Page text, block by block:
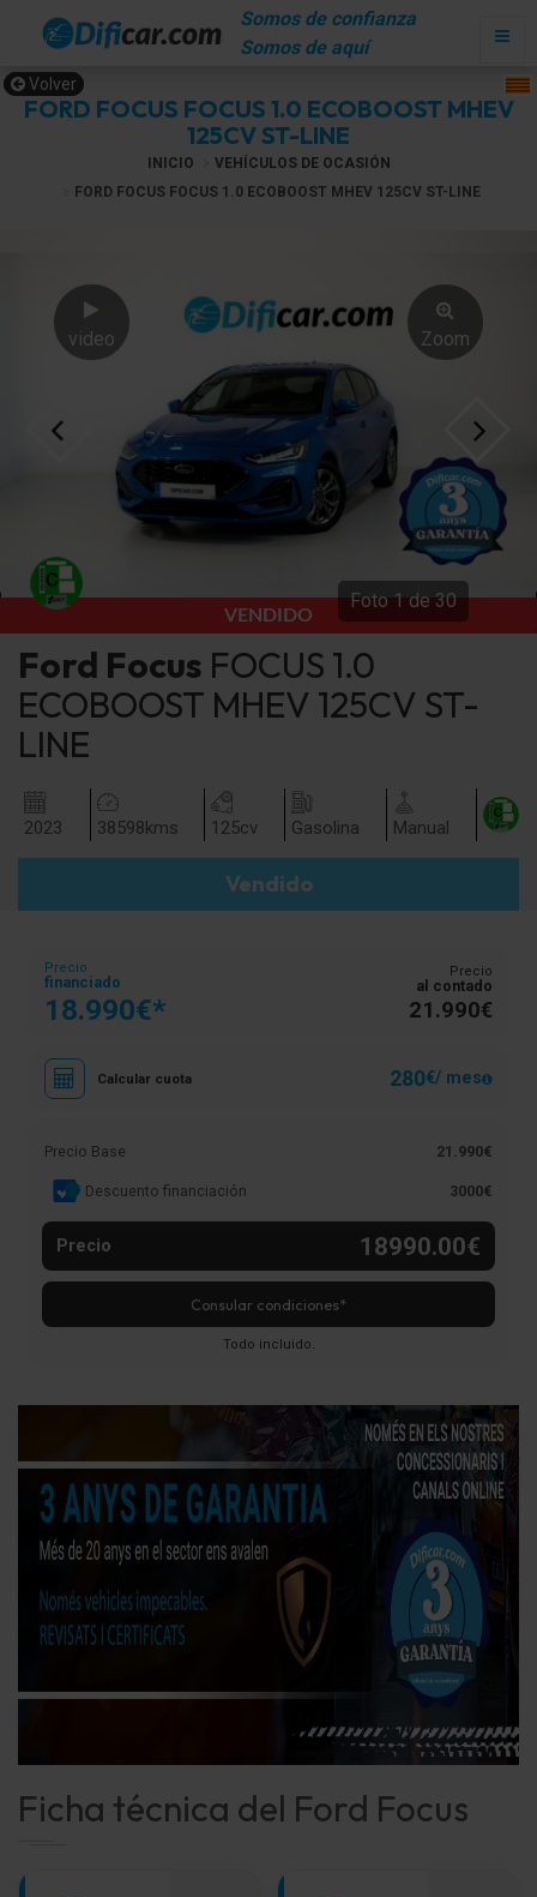
Somos de confianza
Somos de aquí
FORD FOCUS FOCUS 1.0 ECOBOOST MHEV
125CV ST-LINE
Volver
INICIO
VEHÍCULOS DE OCASIÓN
FORD FOCUS FOCUS 1.0 ECOBOOST MHEV 125CV ST-LINE
Zoom
video
VENDIDO
Foto 1 de30
Ford Focus FOCUS 1.0
ECOBOOST MHEV 125CV ST-
LINE
2023 38598kms 125cv Gasolina Manual
Vendido
Ficha técnica del Ford Focus
Precio
financiado
18.990€*
Precio
al contado
21.990€
Calcular cuota 280€/ mes
Precio Base 21.990€
Descuento financiación 3000€
Precio 18990.00€
Consular condiciones*
Todo incluido.